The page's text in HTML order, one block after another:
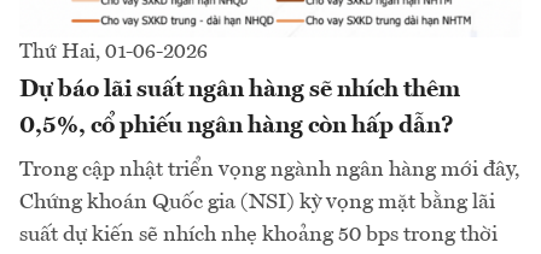
Thứ Hai, 01-06-2026
Dự báo lãi suất ngân hàng sẽ nhích thêm
0,5%, cổ phiếu ngân hàng còn hấp dẫn?
Trong cập nhật triển vọng ngành ngân hàng mới đây,
Chứng khoán Quốc gia (NSI) kỳ vọng mặt bằng lãi
suất dự kiến sẽ nhích nhẹ khoảng 50 bps trong thời